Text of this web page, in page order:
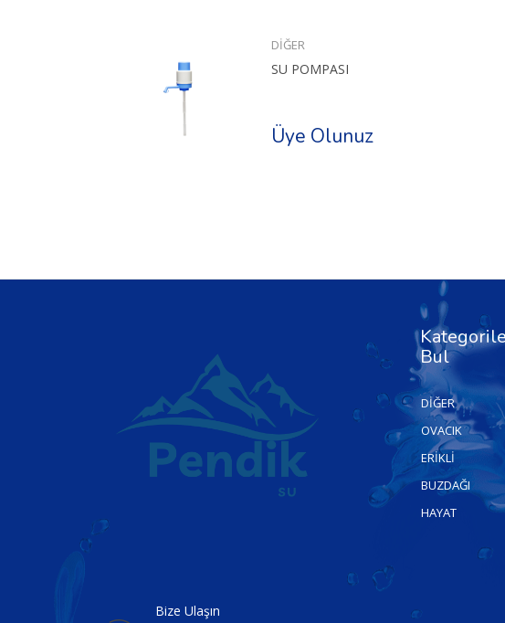
DİĞER
SU POMPASI
Üye Olunuz
Bize Ulaşın
Bul
DİĞER
OVACIK
ERİKLİ
BUZDAĞI
HAYAT